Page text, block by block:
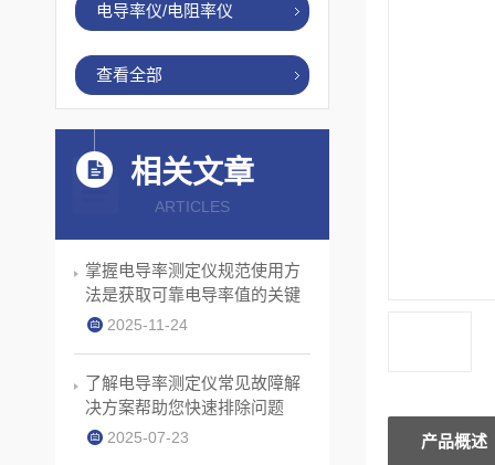
产品概述
电导率仪/电阻率仪
查看全部
相关文章
ARTICLES
掌握电导率测定仪规范使用方
法是获取可靠电导率值的关键
2025-11-24
了解电导率测定仪常见故障解
决方案帮助您快速排除问题
2025-07-23